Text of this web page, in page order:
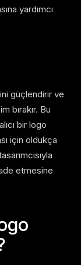
yardımcı
güçlendirir ve
bırakır. Bu
bir logo
için oldukça
etmesine